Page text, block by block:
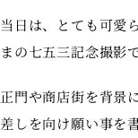
当日は、とても可愛
まの七五三記念撮影
正門や商店街を背景
差しを向け願い事を